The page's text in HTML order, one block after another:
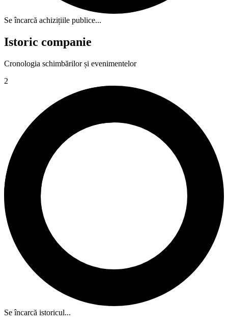
Se încarcă achizițiile publice...
Istoric companie
Cronologia schimbărilor și evenimentelor
2
Se încarcă istoricul...